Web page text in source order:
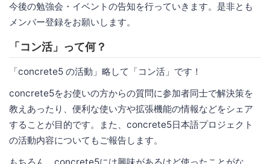
今後の勉強会・イベントの告知を行っていきます。是非とも
メンバー登録をお願いします。
「コン活」って何？
「concrete5 の活動」略して「コン活」です！
concrete5をお使いの方からの質問に参加者同士で解決策を
教えあったり、便利な使い方や拡張機能の情報などをシェア
することが目的です。また、concrete5日本語プロジェクト
の活動内容についてもご報告します。